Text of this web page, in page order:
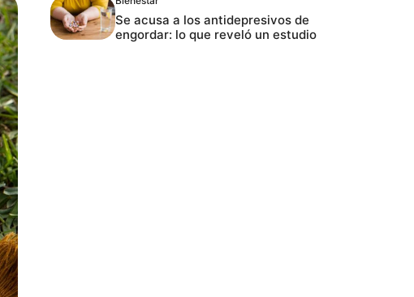
Se acusa a los antidepresivos de
engordar: lo que reveló un estudio